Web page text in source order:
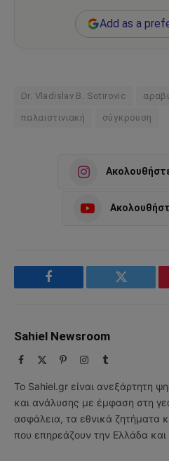
Add as a
Dr. Vladislav B. Sotirovic
παλαιστινιακή σύγκρουση
Facebook Twitter
Sahiel Newsroom
Facebook PinterestInstagram
Tumblr
Το Sahiel.gr είναι ανεξάρτητη
και ανάλυσης με έμφαση στη
ασφάλεια, τα εθνικά ζητήματα
που επηρεάζουν την Ελλάδα και